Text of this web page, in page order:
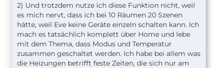
2) Und trotzdem nutze ich diese Funktion nicht, weil
es mich nervt, dass ich bei 10 Räumen 20 Szenen
hätte, weil Eve keine Geräte einzeln schalten kann. Ich
mach es tatsächlich komplett über Home und lebe
mit dem Thema, dass Modus und Temperatur
zusammen geschaltet werden. Ich habe bei allem was
die Heizungen betrifft feste Zeiten, die sich nur am